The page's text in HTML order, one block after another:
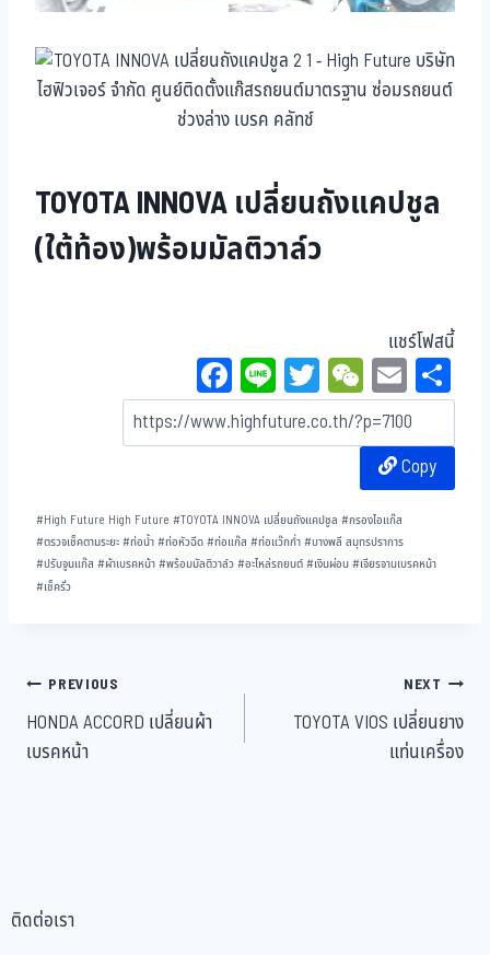
TOYOTA INNOVA เปลี่ยนถังแคปชูล
(ใต้ท้อง)พร้อมมัลติวาล์ว
แชร์โฟสนี้
Fa
ce
bo
Li
ne
T
wi
tt
W
eC
ha
t
E
m
ail
Copy
#High Future High Future #TOYOTA INNOVA เปลี่ยนถังแคปชูล #กรองไอแก๊ส
#ตรวจเช็คตามระยะ#ท่อน้ำ#ท่อหัวฉีด#ท่อแก๊ส #ท่อแว๊กก่ำ #บางพลี สมุทรปราการ
#ปรับจูนแก๊ส #ผ้าเบรคหน้า#พร้อมมัลติวาล์ว#อะไหล่รถยนต์#เงินผ่อน #เจียรจานเบรคหน้า
#เช็ครั่ว
PREVIOUS
HONDA ACCORD เปลี่ยนผ้า
เบรคหน้า
NEXT
TOYOTA VIOS เปลี่ยนยาง
แท่นเครื่อง
ติดต่อเรา